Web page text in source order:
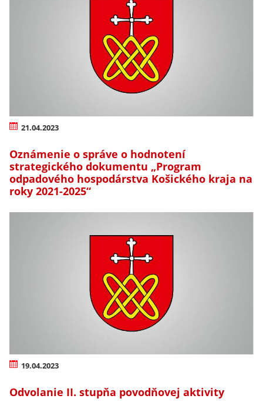
21.04.2023
Oznámenie o správe o hodnotení
strategického dokumentu „Program
odpadového hospodárstva Košického kraja na
roky 2021-2025“
19.04.2023
Odvolanie II. stupňa povodňovej aktivity